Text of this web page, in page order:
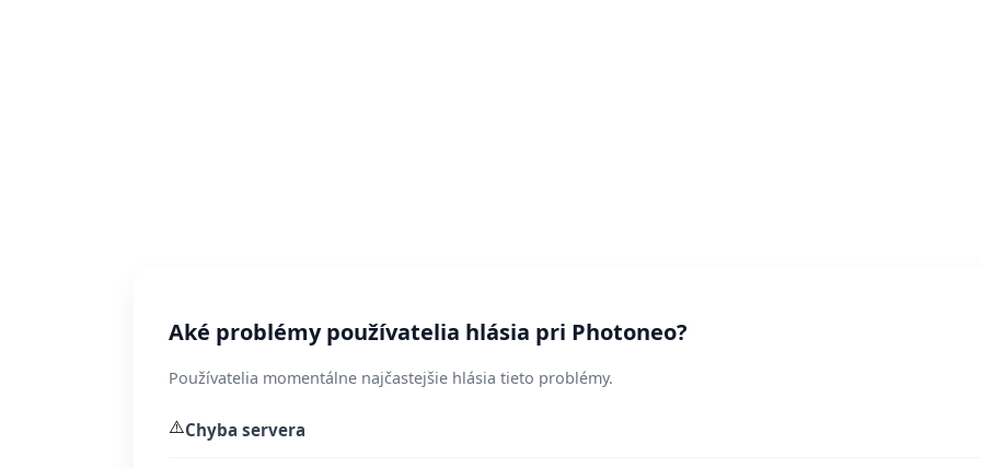
Aké problémy používatelia hlásia pri Photoneo?
Používatelia momentálne najčastejšie hlásia tieto problémy.
⚠️Chyba servera